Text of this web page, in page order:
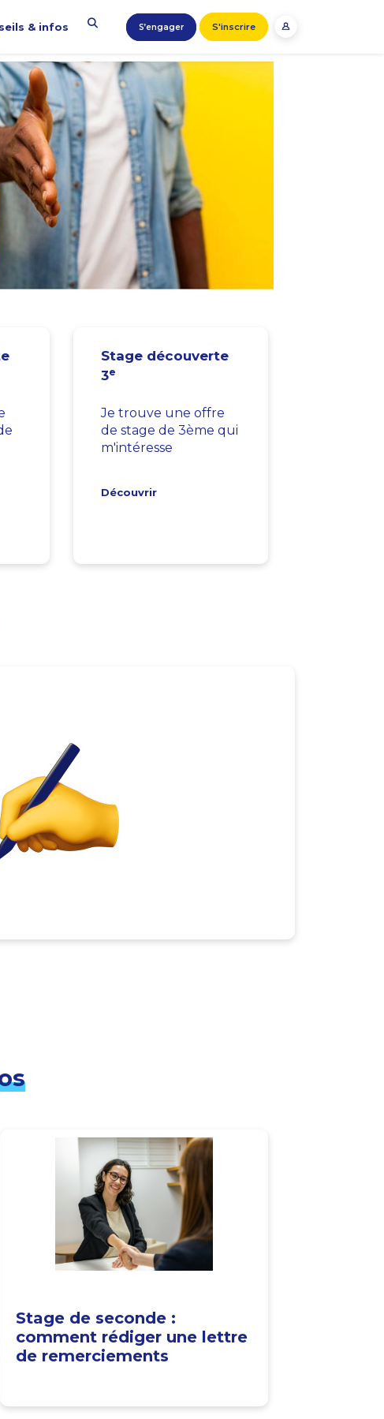
& infos S’engager S'inscrire
Stage découverte
3e
Je trouve une offre
de stage de 3ème qui
m'intéresse
Découvrir
Stage de seconde :
comment rédiger une lettre
de remerciements